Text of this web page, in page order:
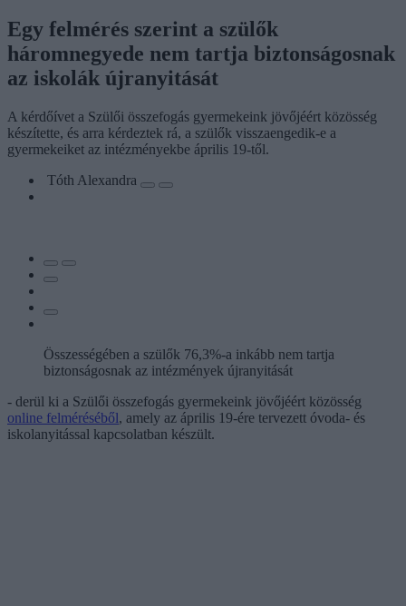
Egy felmérés szerint a szülők
háromnegyede nem tartja biztonságosnak
az iskolák újranyitását
A kérdőívet a Szülői összefogás gyermekeink jövőjéért közösség
készítette, és arra kérdeztek rá, a szülők visszaengedik-e a
gyermekeiket az intézményekbe április 19-től.
Tóth Alexandra
Összességében a szülők 76,3%-a inkább nem tartja
biztonságosnak az intézmények újranyitását
- derül ki a Szülői összefogás gyermekeink jövőjéért közösség
online felméréséből, amely az április 19-ére tervezett óvoda- és
iskolanyitással kapcsolatban készült.